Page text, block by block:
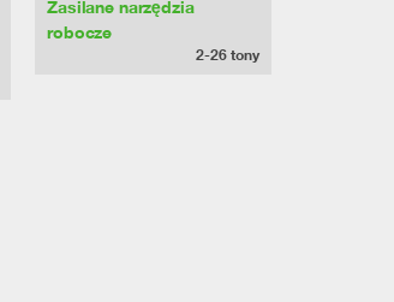
Zasilane narzędzia
robocze
2-26 tony